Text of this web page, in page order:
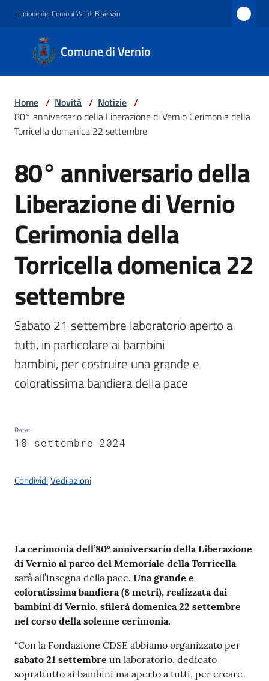
Unione dei Comuni Val di Bisenzio
Comune di Vernio
Comune
di
Vernio
Amministrazione
Novità
Servizi
Documenti
e
dati
Seguici
su
Home / Novità / Notizie /
80° anniversario della Liberazione di Vernio Cerimonia della
Torricella domenica 22 settembre
Salta al contenuto
80° anniversario della
Liberazione di Vernio
Cerimonia della
Torricella domenica 22
settembre
Sabato 21 settembre laboratorio aperto a
tutti, in particolare ai bambini
bambini, per costruire una grande e
coloratissima bandiera della pace
Data:
18 settembre 2024
CondividiVedi azioni
Contenuto
La cerimonia dell’80° anniversario della Liberazione
di Vernio al parco del Memoriale della Torricella
sarà all’insegna della pace. Una grande e
coloratissima bandiera (8 metri), realizzata dai
bambini di Vernio, sfilerà domenica 22 settembre
nel corso della solenne cerimonia.
“Con la Fondazione CDSE abbiamo organizzato per
sabato 21 settembre un laboratorio, dedicato
soprattutto ai bambini ma aperto a tutti, per creare